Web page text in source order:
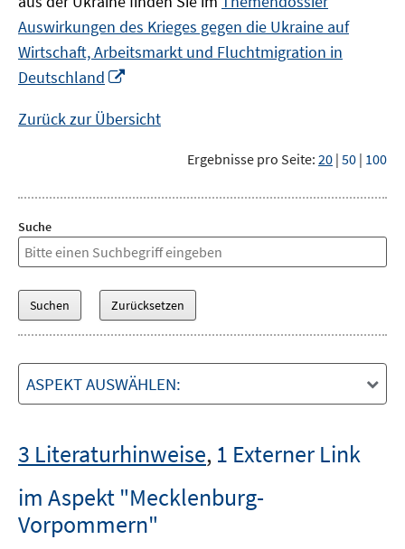
Auswirkungen des Krieges gegen die Ukraine auf
Wirtschaft, Arbeitsmarkt und Fluchtmigration in
Deutschland
Fenster
Zurück zur Übersicht
Ergebnisse pro Seite: 20 | 50 | 100
Suche
ASPEKT AUSWÄHLEN:
3 Literaturhinweise, 1 Externer Link
im Aspekt "Mecklenburg-
Vorpommern"